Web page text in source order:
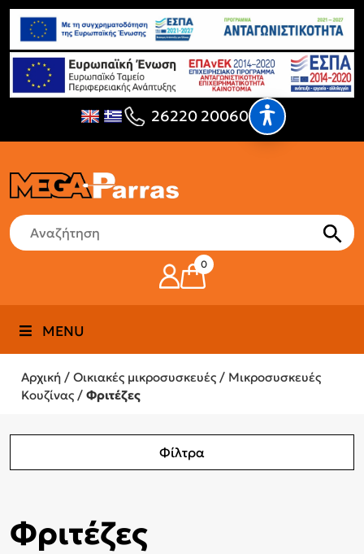
26220 20060
0
MENU
Αρχική / Οικιακές μικροσυσκευές / Μικροσυσκευές
Κουζίνας / Φριτέζες
Φίλτρα
Φριτέζες